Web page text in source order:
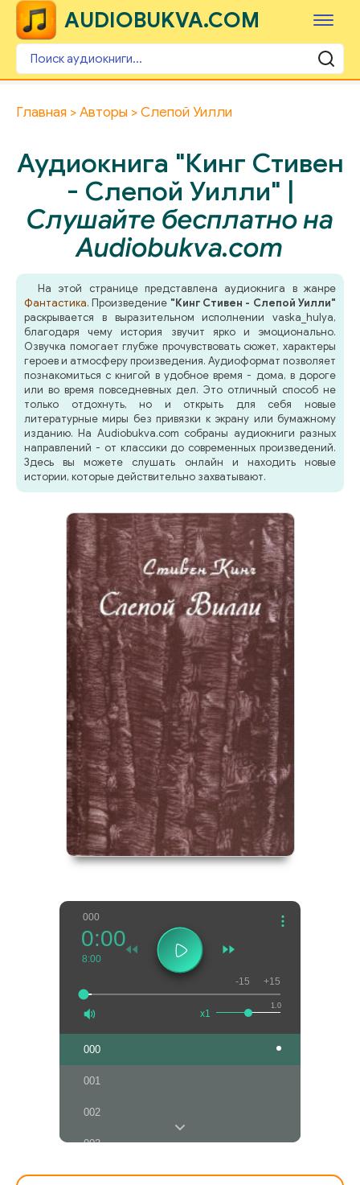
AUDIOBUKVA.COM
Главная Авторы Слепой Уилли
Аудиокнига "Кинг Стивен
- Слепой Уилли" |
Слушайте бесплатно на
Audiobukva.com
На этой странице представлена аудиокнига в жанре
Фантастика. Произведение "Кинг Стивен - Слепой Уилли"
раскрывается в выразительном исполнении vaska_hulya,
благодаря чему история звучит ярко и эмоционально.
Озвучка помогает глубже прочувствовать сюжет, характеры
героев и атмосферу произведения. Аудиоформат позволяет
познакомиться с книгой в удобное время - дома, в дороге
или во время повседневных дел. Это отличный способ не
только отдохнуть, но и открыть для себя новые
литературные миры без привязки к экрану или бумажному
изданию. На Audiobukva.com собраны аудиокниги разных
направлений - от классики до современных произведений.
Здесь вы можете слушать онлайн и находить новые
истории, которые действительно захватывают.
000
0:00
8:00
1.0
x1
-15 +15
000
001
002
003
004